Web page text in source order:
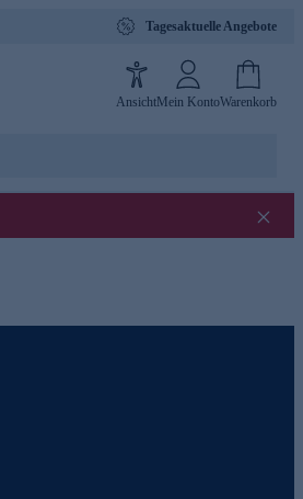
Tagesaktuelle Angebote
AnsichtMein KontoWarenkorb